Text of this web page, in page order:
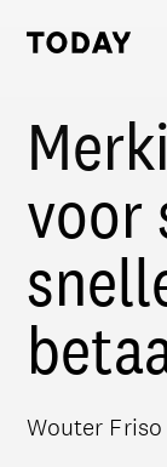
Today, links to the
voor
Wouter